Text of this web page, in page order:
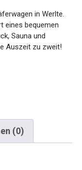
in Werlte.
eines bequemen
Sauna und
Auszeit zu zweit!
(0)